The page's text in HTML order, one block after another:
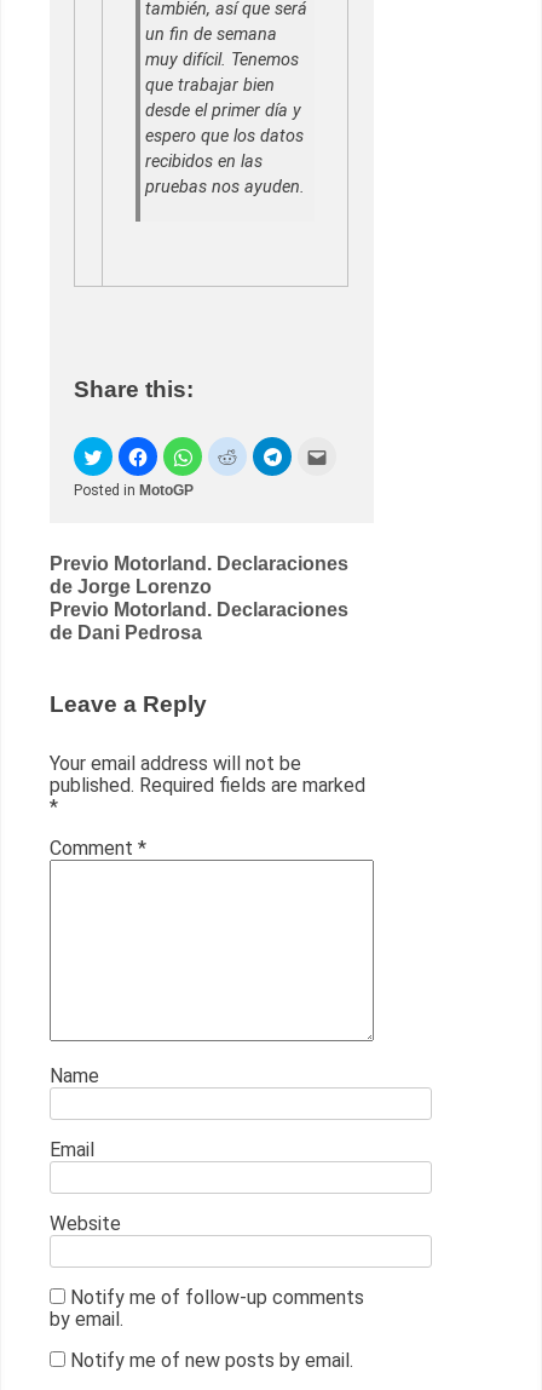
también, así que será
un fin de semana
muy difícil. Tenemos
que trabajar bien
desde el primer día y
espero que los datos
recibidos en las
pruebas nos ayuden.
Share this:
Posted in MotoGP
Post
navigation
Previo Motorland. Declaraciones
de Jorge Lorenzo
Previo Motorland. Declaraciones
de Dani Pedrosa
Leave a Reply
Your email address will not be
published. Required fields are marked
*
Comment *
Name
Email
Website
Notify me of follow-up comments
by email.
Notify me of new posts by email.